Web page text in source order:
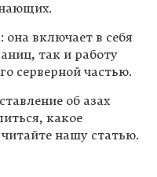
включает в себя
так и работу
серверной частью.
об азах
какое
нашу статью.